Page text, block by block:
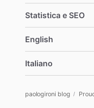
Statistica e SEO
English
Italiano
paologironi blog